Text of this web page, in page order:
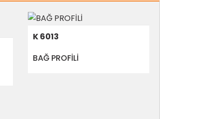
K 6013
BAĞ PROFİLİ